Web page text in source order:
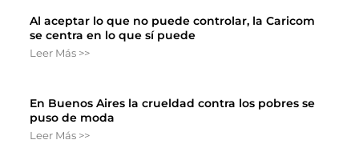
Al aceptar lo que no puede controlar, la Caricom
se centra en lo que sí puede
Leer Más >>
En Buenos Aires la crueldad contra los pobres se
puso de moda
Leer Más >>